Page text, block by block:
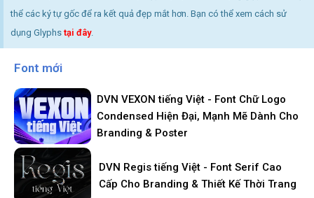
thể các ký tự gốc để ra kết quả đẹp mắt hơn. Bạn có thể xem cách sử
dụng Glyphs tại đây.
Font mới
DVN VEXON tiếng Việt - Font Chữ Logo
Condensed Hiện Đại, Mạnh Mẽ Dành Cho
Branding & Poster
DVN Regis tiếng Việt - Font Serif Cao
Cấp Cho Branding & Thiết Kế Thời Trang